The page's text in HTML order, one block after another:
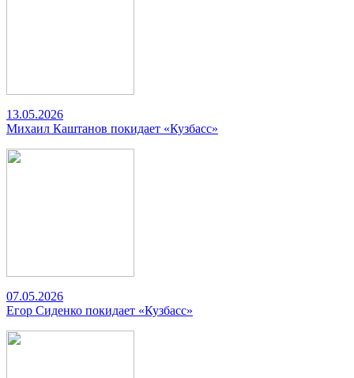
13.05.2026
Михаил Каштанов покидает «Кузбасс»
07.05.2026
Егор Сиденко покидает «Кузбасс»